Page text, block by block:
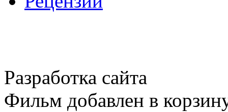
Разработка сайта
Фильм добавлен в